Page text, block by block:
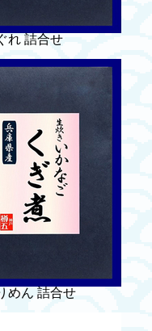
れ 詰合せ
めん 詰合せ